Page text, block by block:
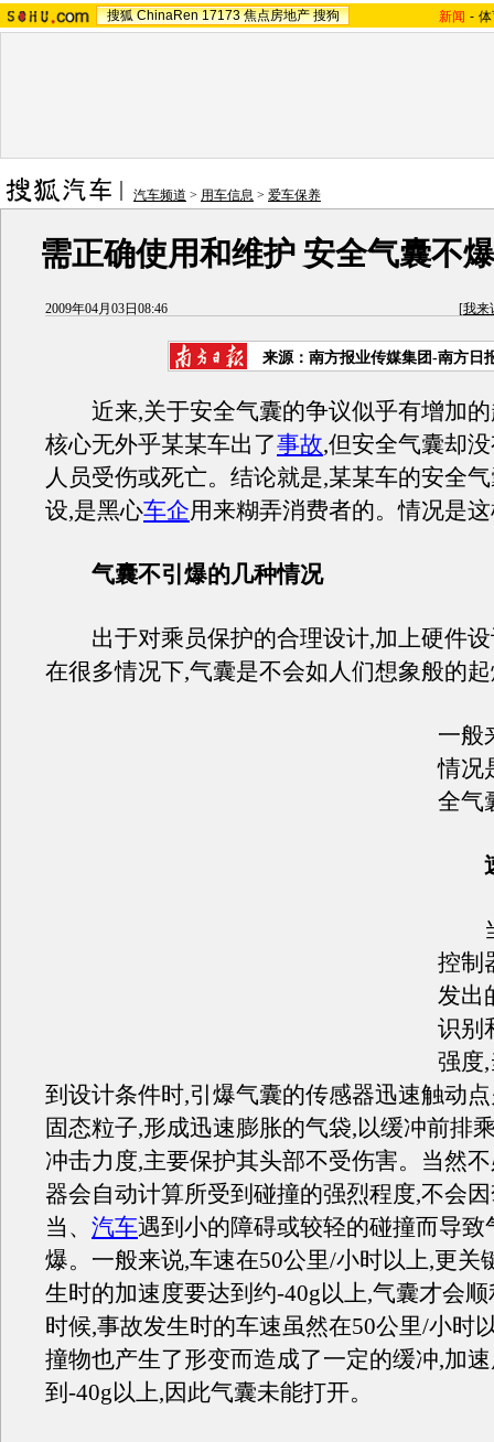
搜狐 ChinaRen 17173 焦点房地产 搜狗 新闻 -
汽车频道 > 用车信息 > 爱车保养
需正确使用和维护 安全气囊不
2009年04月03日08:46 [我来
来源： 南方报业传媒集团-南方日
近来,关于安全气囊的争议似乎有增加的
核心无外乎某某车出了事故,但安全气囊却
人员受伤或死亡。结论就是,某某车的安全
设,是黑心车企用来糊弄消费者的。情况是
气囊不引爆的几种情况
出于对乘员保护的合理设计,加上硬件设
在很多情况下,气囊是不会如人们想象般的
一般
情况
全气
当
控制
发出
识别
强度
到设计条件时,引爆气囊的传感器迅速触动
固态粒子,形成迅速膨胀的气袋,以缓冲前排
冲击力度,主要保护其头部不受伤害。当然
器会自动计算所受到碰撞的强烈程度,不会
当、 汽车遇到小的障碍或较轻的碰撞而导致
爆。一般来说,车速在50公里/小时以上,更关
生时的加速度要达到约-40g以上,气囊才会
时候,事故发生时的车速虽然在50公里/小时
撞物也产生了形变而造成了一定的缓冲,加
到-40g以上,因此气囊未能打开。